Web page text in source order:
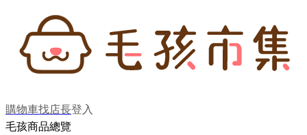
購物車找店長登入
毛孩商品總覽